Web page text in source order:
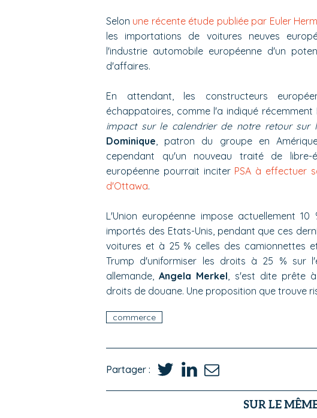
Selon une récente étude publiée par Euler
les importations de voitures neuves
l'industrie automobile européenne d'un
d'affaires.
En attendant, les constructeurs
échappatoires, comme l'a indiqué récemment
impact sur le calendrier de notre retour sur
Dominique, patron du groupe en
cependant qu'un nouveau traité de
européenne pourrait inciter PSA à effectuer
d'Ottawa.
L'Union européenne impose actuellement
importés des Etats-Unis, pendant que ces
voitures et à 25 % celles des camionnettes
Trump d'uniformiser les droits à 25 % sur
allemande,Angela Merkel, s'est dite prête à
droits de douane. Une proposition que trouve
commerce
Partager :
SUR LE